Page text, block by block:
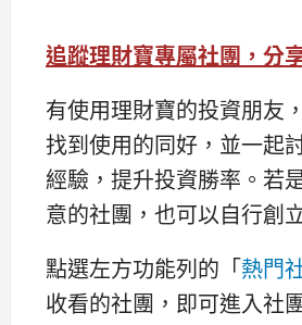
追蹤理財寶專屬社團，分
有使用理財寶的投資朋友
找到使用的同好，並一起
經驗，提升投資勝率。若
意的社團，也可以自行創
點選左方功能列的「熱門
收看的社團，即可進入社